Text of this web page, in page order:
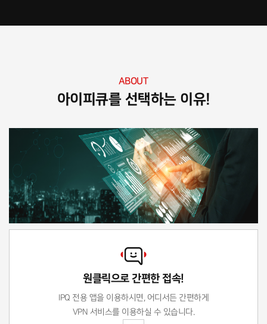
ABOUT
아이피큐를 선택하는 이유!
원클릭으로 간편한 접속!
IPQ 전용 앱을 이용하시면, 어디서든 간편하게
VPN 서비스를 이용하실 수 있습니다.